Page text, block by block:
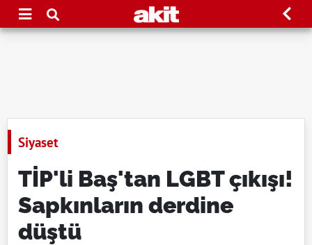
Siyaset
TİP'li Baş'tan LGBT çıkışı!
Sapkınların derdine
düştü